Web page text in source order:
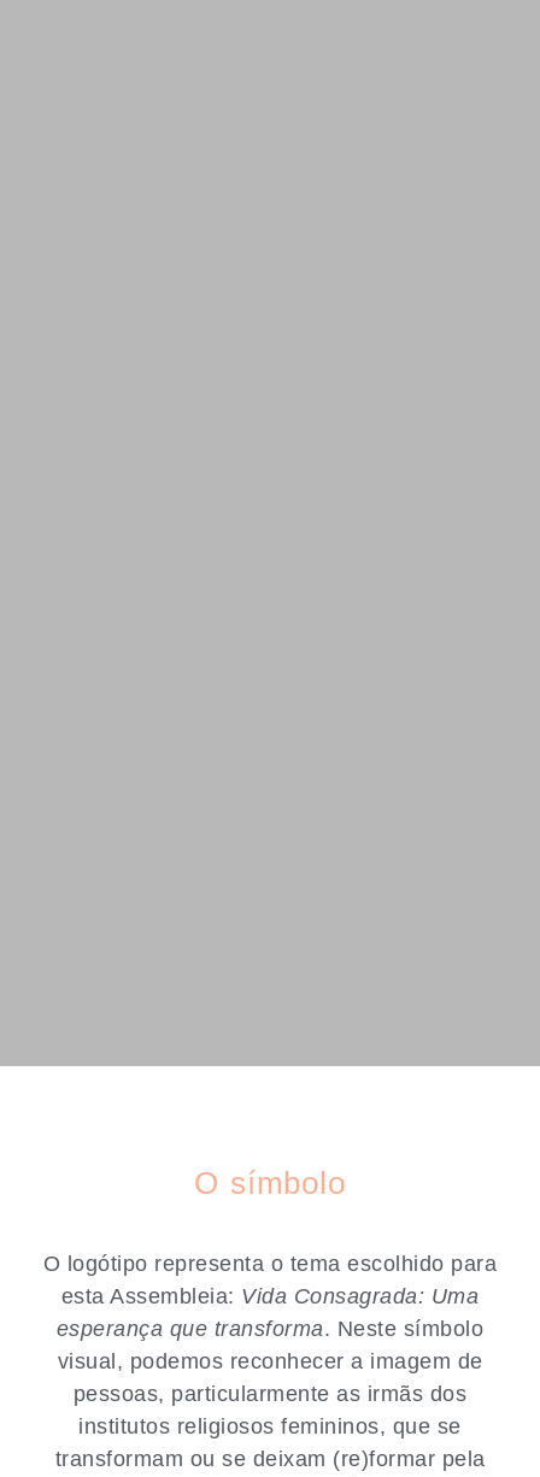
O símbolo
O logótipo representa o tema escolhido para
esta Assembleia: Vida Consagrada: Uma
esperança que transforma. Neste símbolo
visual, podemos reconhecer a imagem de
pessoas, particularmente as irmãs dos
institutos religiosos femininos, que se
transformam ou se deixam (re)formar pela